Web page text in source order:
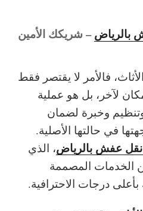
بالرياض– شريكك الأمين
فالأمر لا يقتصر فقط
لآخر، بل هو عملية
وخبرة لضمان
في حالتها الأصلية.
نقل عفش بالرياض، الذي
الخدمات المصممة
درجات الاحترافية.